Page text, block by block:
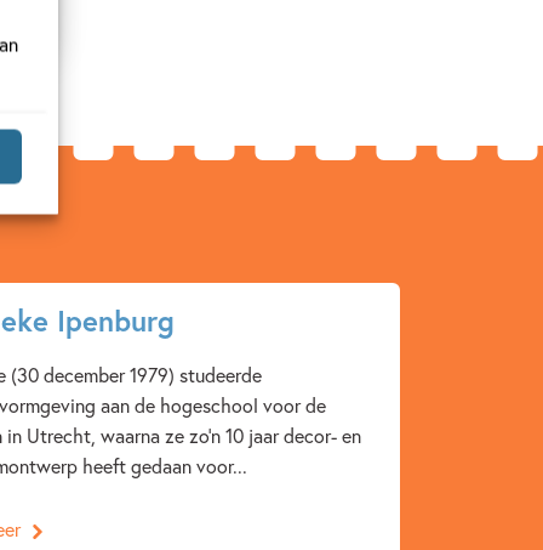
Ipenburg
(30 december 1979) studeerde
aan de hogeschool voor de
in Utrecht, waarna ze zo’n 10 jaar decor- en
heeft gedaan voor...